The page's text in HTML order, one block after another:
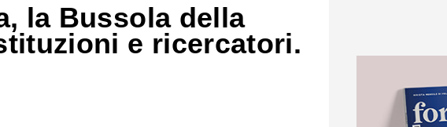
la Bussola della
e ricercatori.